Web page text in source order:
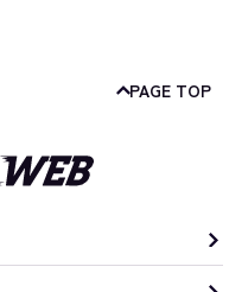
PAGE TOP